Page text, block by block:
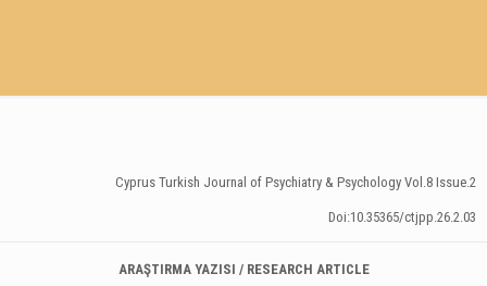
Cyprus Turkish Journal of Psychiatry & Psychology Vol.8 Issue.2
Doi:10.35365/ctjpp.26.2.03
ARAŞTIRMA YAZISI / RESEARCH ARTICLE